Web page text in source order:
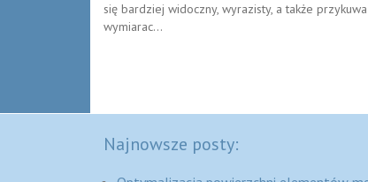
się bardziej widoczny, wyrazisty, a także
wymiarac...
Najnowsze posty: